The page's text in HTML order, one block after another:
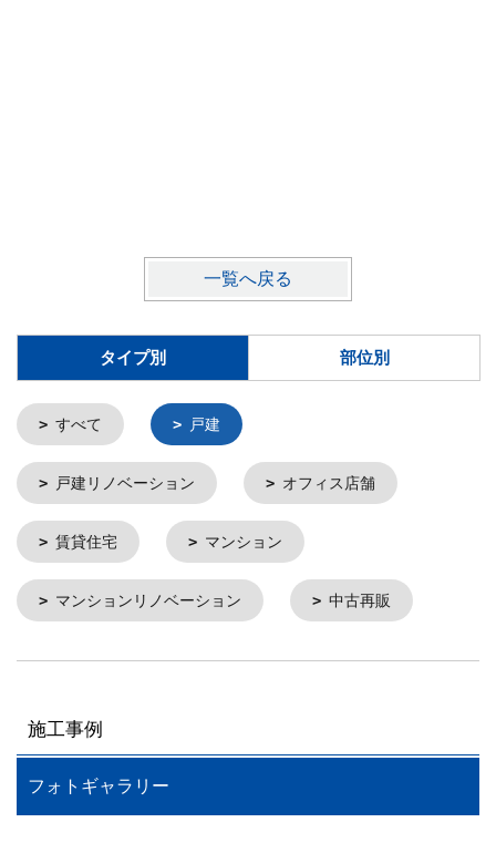
一覧へ戻る
タイプ別 部位別
すべて 戸建
戸建リノベーション オフィス店舗
賃貸住宅 マンション
マンションリノベーション 中古再販
施工事例
フォトギャラリー